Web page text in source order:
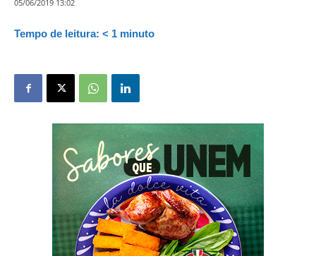
05/06/2019 13:02
Tempo de leitura: < 1 minuto